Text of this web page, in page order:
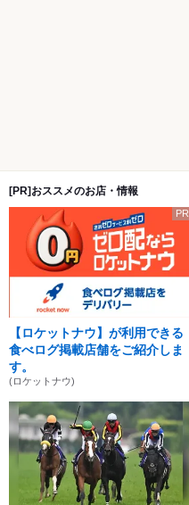
[PR]おススメのお店・情報
PR
【ロケットナウ】が利用できる
食べログ掲載店舗をご紹介しま
す。
(ロケットナウ)